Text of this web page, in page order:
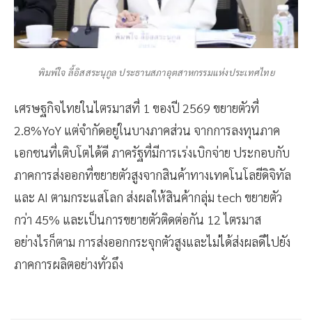
พิมพ์ใจ ลี้อิสสระนุกูล ประธานสภาอุตสาหกรรมแห่งประเทศไทย
เศรษฐกิจไทยในไตรมาสที่ 1 ของปี 2569 ขยายตัวที่
2.8%YoY แต่จำกัดอยู่ในบางภาคส่วน จากการลงทุนภาค
เอกชนที่เติบโตได้ดี ภาครัฐที่มีการเร่งเบิกจ่าย ประกอบกับ
ภาคการส่งออกที่ขยายตัวสูงจากสินค้าทางเทคโนโลยีดิจิทัล
และ AI ตามกระแสโลก ส่งผลให้สินค้ากลุ่ม tech ขยายตัว
กว่า 45% และเป็นการขยายตัวติดต่อกัน 12 ไตรมาส
อย่างไรก็ตาม การส่งออกกระจุกตัวสูงและไม่ได้ส่งผลดีไปยัง
ภาคการผลิตอย่างทั่วถึง